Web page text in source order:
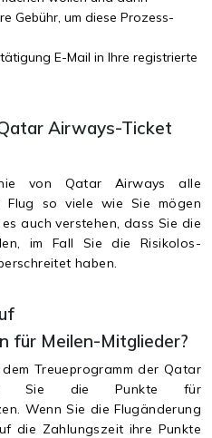
Gebühr, um diese Prozess-
E-Mail in Ihre registrierte
Airways-Ticket
von Qatar Airways alle
Flug so viele wie Sie mögen
auch verstehen, dass Sie die
im Fall Sie die Risikolos-
haben.
für Meilen-Mitglieder?
Treueprogramm der Qatar
Sie die Punkte für
Wenn Sie die Flugänderung
die Zahlungszeit ihre Punkte